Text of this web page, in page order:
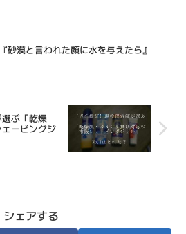
『砂漠と言われた顔に水を与えたら』
選ぶ「乾燥
ービングジ
シェアする